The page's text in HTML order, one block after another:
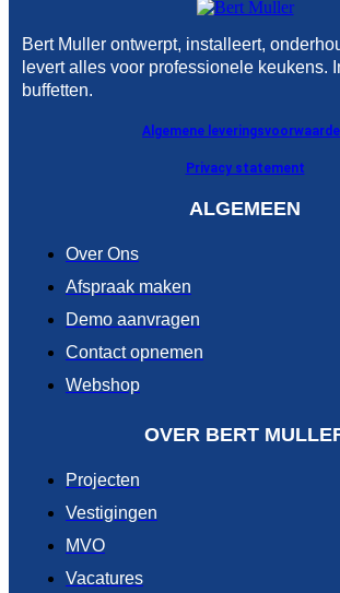
Bert Muller ontwerpt, installeert,
levert alles voor professionele keukens.
buffetten.
Algemene
Privacy statement
ALGEMEEN
Over Ons
Afspraak maken
Demo aanvragen
Contact opnemen
Webshop
OVER BERT
Projecten
Vestigingen
MVO
Vacatures